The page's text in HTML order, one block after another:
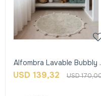
Alfombra Lavable Bubbly
Oliva - Lorena Canals
USD 139,32 USD